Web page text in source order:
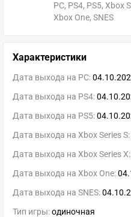
PC, PS4, PS5, Xbox
Xbox One, SNES
Характеристики
Дата выхода на PC:
Дата выхода на PS4:
Дата выхода на PS5:
Дата выхода на Xbox Series S:
Дата выхода на Xbox Series X:
Дата выхода на Xbox One:
Дата выхода на SNES:
Тип игры:одиночная